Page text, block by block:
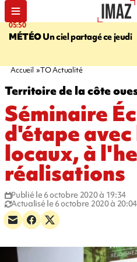
05:50
MÉTÉOUn ciel partagé ce jeudi
Accueil TO Actualité
Territoire de la côte
Séminaire
d'étape
locaux, à
réalisations
Publié le 6 octobre 2020 à 19:34
Actualisé le 6 octobre 2020 à 20:04